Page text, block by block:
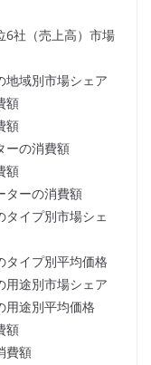
6社（売上高）市場
地域別市場シェア
額
額
ーの消費額
額
ターの消費額
タイプ別市場シェ
タイプ別平均価格
用途別市場シェア
用途別平均価格
額
費額